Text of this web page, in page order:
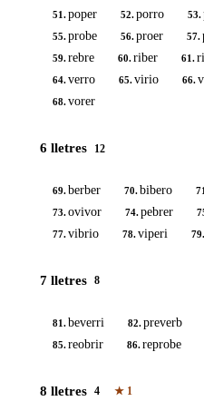
51.poper 52.porro 53.
55.probe 56.proer 57.
59.rebre 60.riber 61.
64.verro 65.virio 66.
68.vorer
6 lletres 12
69.berber 70.bibero
73.ovivor 74.pebrer
77.vibrio 78.viperi 79.
7 lletres 8
81.beverri 82.preverb
85.reobrir 86.reprobe
8 lletres 4 ★ 1